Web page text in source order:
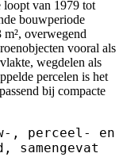
loopt van 1979 tot
bouwperiode
overwegend
vooral als
wegdelen als
percelen is het
bij compacte
, perceel- en
samengevat